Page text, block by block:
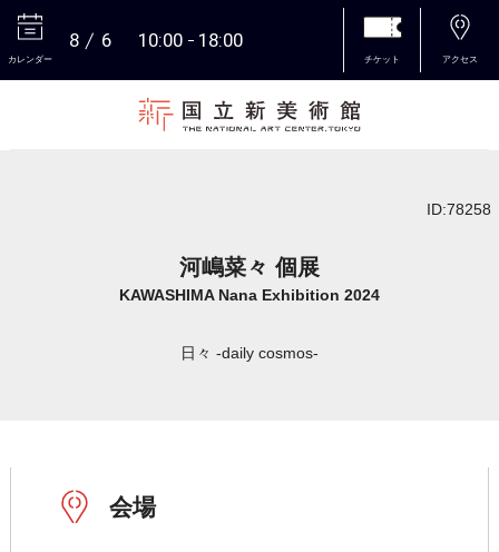
カレンダー
8 6 10:00 18:00
チケット アクセス
ID:78258
河嶋菜々 個展
KAWASHIMA Nana Exhibition 2024
日々 -daily cosmos-
会場